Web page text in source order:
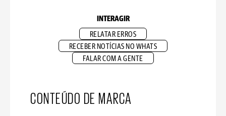
INTERAGIR
RELATAR ERROS
RECEBER NOTÍCIAS NO WHATS
FALAR COM A GENTE
CONTEÚDO DE MARCA